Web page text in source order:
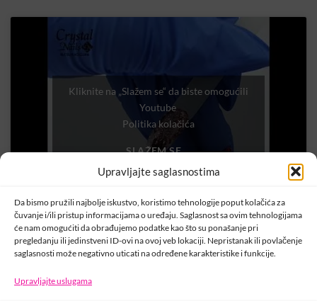
Upravljajte saglasnostima
Da bismo pružili najbolje iskustvo, koristimo tehnologije poput kolačića za
čuvanje i/ili pristup informacijama o uređaju. Saglasnost sa ovim tehnologijama
će nam omogućiti da obrađujemo podatke kao što su ponašanje pri
pregledanju ili jedinstveni ID-ovi na ovoj veb lokaciji. Nepristanak ili povlačenje
saglasnosti može negativno uticati na određene karakteristike i funkcije.
Upravljajte uslugama
Kliknite na „Slažem se“ da biste omogućili
Youtube
Politika kolačića
SLAŽEM SE